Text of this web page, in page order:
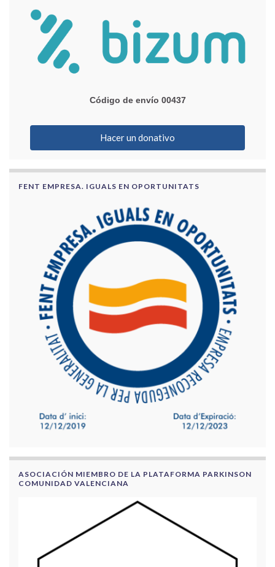
Código de envío 00437
Hacer un donativo
FENT EMPRESA. IGUALS EN OPORTUNITATS
ASOCIACIÓN MIEMBRO DE LA PLATAFORMA PARKINSON
COMUNIDAD VALENCIANA